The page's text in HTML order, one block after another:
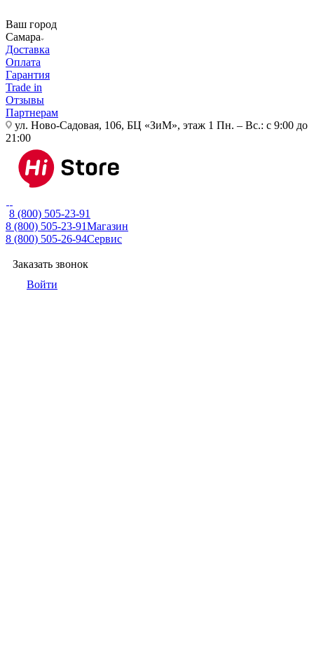
Ваш город
Самара
Доставка
Оплата
Гарантия
Trade in
Отзывы
Партнерам
ул. Ново-Садовая, 106, БЦ «ЗиМ», этаж 1 Пн. – Вс.: с 9:00 до
21:00
8 (800) 505-23-91
8 (800) 505-23-91Магазин
8 (800) 505-26-94Сервис
Заказать звонок
Войти